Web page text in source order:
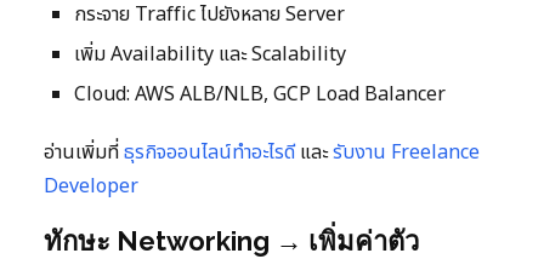
กระจาย Traffic ไปยังหลาย Server
เพิ่ม Availability และ Scalability
Cloud: AWS ALB/NLB, GCP Load Balancer
อ่านเพิ่มที่ธุรกิจออนไลน์ทำอะไรดีและรับงาน Freelance
Developer
ทักษะ Networking → เพิ่มค่าตัว